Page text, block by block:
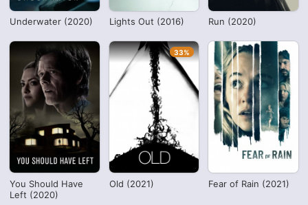
Underwater (2020) Lights Out (2016) Run (2020)
You Should Have
Left (2020)
Old (2021)
33%
Fear of Rain (2021)